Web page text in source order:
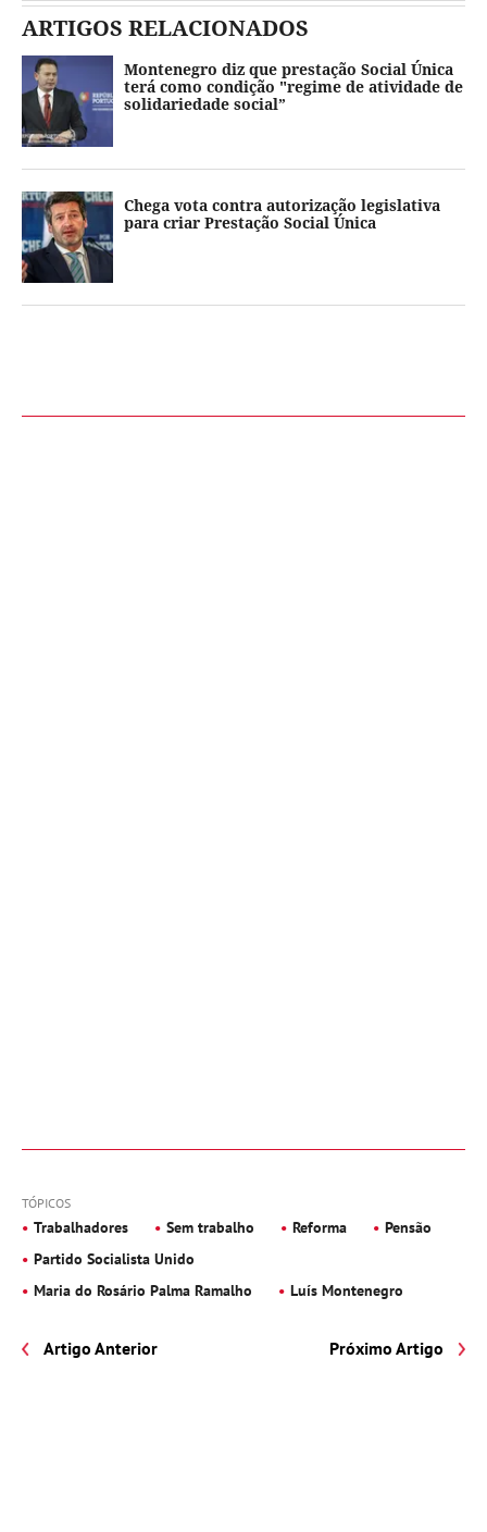
ARTIGOS RELACIONADOS
Montenegro diz que prestação Social Única
terá como condição "regime de atividade de
solidariedade social”
Chega vota contra autorização legislativa
para criar Prestação Social Única
TÓPICOS
Trabalhadores Sem trabalho Reforma
Pensão
Partido Socialista Unido
Maria do Rosário Palma Ramalho
Luís Montenegro
Artigo Anterior Próximo Artigo